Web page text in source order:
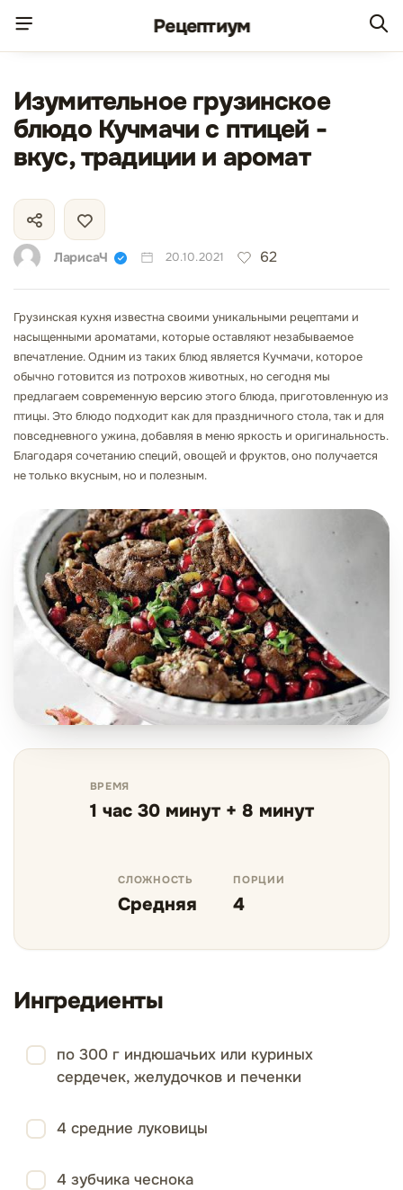
Рецептиум
Изумительное грузинское
блюдо Кучмачи с птицей -
вкус, традиции и аромат
ЛарисаЧ 20.10.2021 62
Грузинская кухня известна своими уникальными рецептами и
насыщенными ароматами, которые оставляют незабываемое
впечатление. Одним из таких блюд является Кучмачи, которое
обычно готовится из потрохов животных, но сегодня мы
предлагаем современную версию этого блюда, приготовленную из
птицы. Это блюдо подходит как для праздничного стола, так и для
повседневного ужина, добавляя в меню яркость и оригинальность.
Благодаря сочетанию специй, овощей и фруктов, оно получается
не только вкусным, но и полезным.
ВРЕМЯ
1 час 30 минут + 8 минут
СЛОЖНОСТЬ
Средняя
ПОРЦИИ
4
Ингредиенты
по 300 г индюшачьих или куриных
сердечек, желудочков и печенки
4 средние луковицы
4 зубчика чеснока